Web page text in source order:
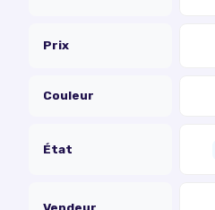
Prix
Couleur
État
Vendeur